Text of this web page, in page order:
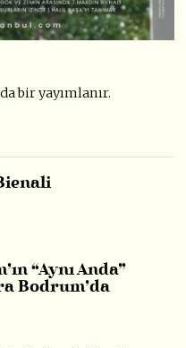
bir yayımlanır.
“Aynı Anda”
Bodrum’da